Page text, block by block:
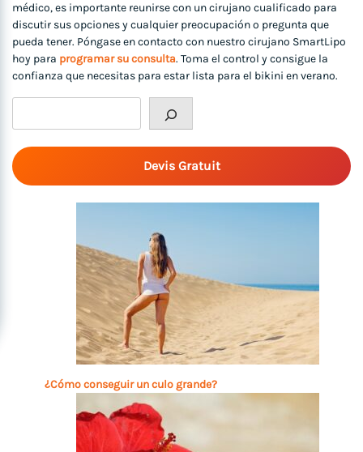
médico, es importante reunirse con un cirujano cualificado para
discutir sus opciones y cualquier preocupación o pregunta que
pueda tener. Póngase en contacto con nuestro cirujano SmartLipo
hoy para programar su consulta. Toma el control y consigue la
confianza que necesitas para estar lista para el bikini en verano.
Devis Gratuit
¿Cómo conseguir un culo grande?